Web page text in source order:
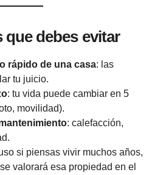
debes evitar
rápido de una casa: las
tu juicio.
: tu vida puede cambiar en 5
movilidad).
: calefacción,
si piensas vivir muchos años,
valorará esa propiedad en el